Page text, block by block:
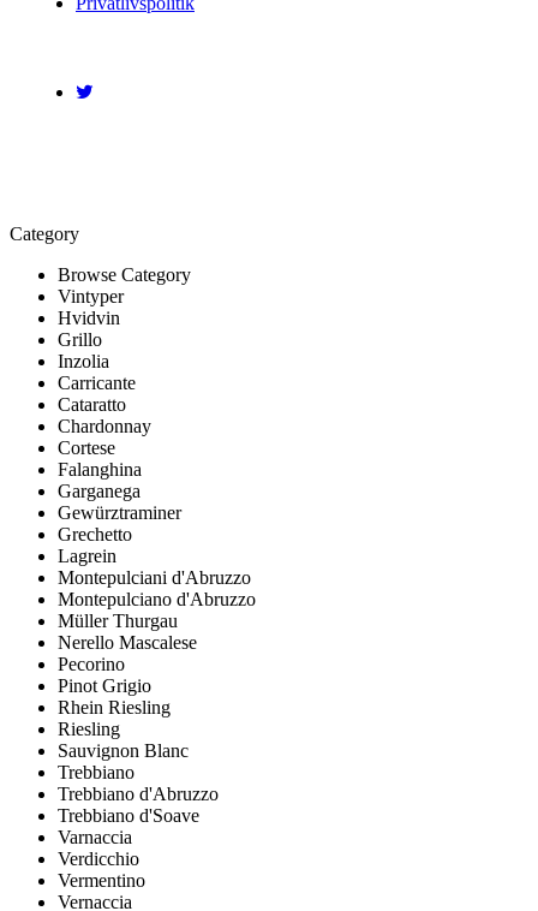
Category
Browse Category
Vintyper
Hvidvin
Grillo
Inzolia
Carricante
Cataratto
Chardonnay
Cortese
Falanghina
Garganega
Gewürztraminer
Grechetto
Lagrein
Montepulciani d'Abruzzo
Montepulciano d'Abruzzo
Müller Thurgau
Nerello Mascalese
Pecorino
Pinot Grigio
Rhein Riesling
Riesling
Sauvignon Blanc
Trebbiano
Trebbiano d'Abruzzo
Trebbiano d'Soave
Varnaccia
Verdicchio
Vermentino
Vernaccia